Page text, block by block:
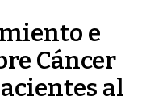
e
Cáncer
al